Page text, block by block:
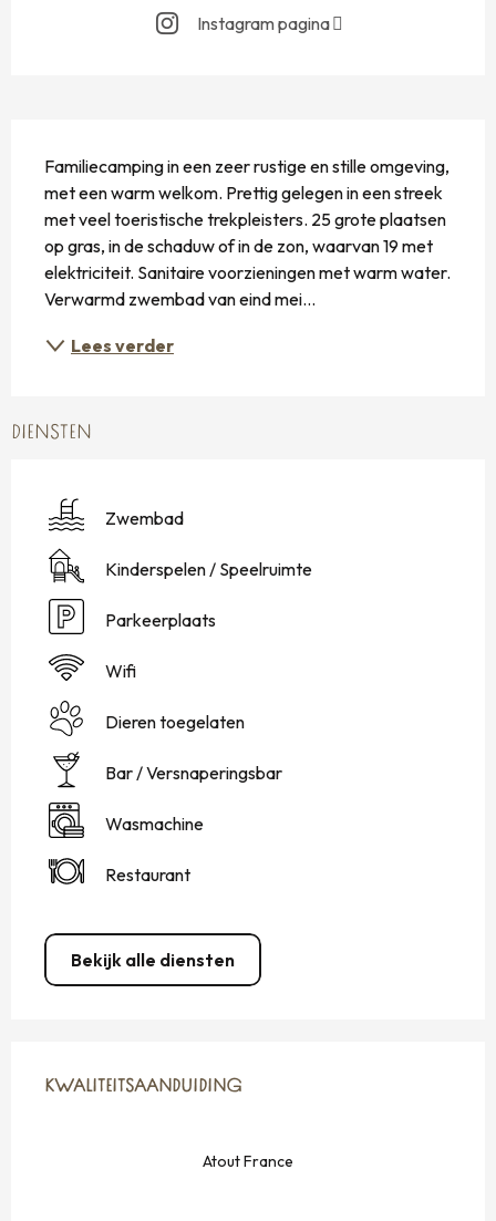
Instagram pagina
Familiecamping in een zeer rustige en stille omgeving,
met een warm welkom. Prettig gelegen in een streek
met veel toeristische trekpleisters. 25 grote plaatsen
op gras, in de schaduw of in de zon, waarvan 19 met
elektriciteit. Sanitaire voorzieningen met warm water.
Verwarmd zwembad van eind mei...
Lees verder
DIENSTEN
Zwembad
Kinderspelen / Speelruimte
Parkeerplaats
Wifi
Dieren toegelaten
Bar / Versnaperingsbar
Wasmachine
Restaurant
Bekijk alle diensten
KWALITEITSAANDUIDING
KWALITEITSAANDUIDING
Atout France